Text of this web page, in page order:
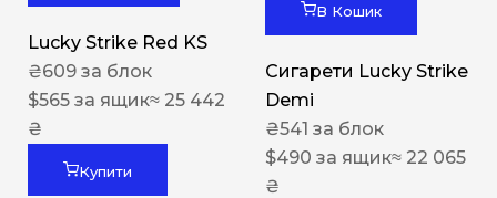
Lucky Strike Red KS
₴609 за блок
$565 за ящик≈ 25 442
₴
Купити
В Кошик
Сигарети Lucky Strike
Demi
₴541 за блок
$490 за ящик≈ 22 065
₴